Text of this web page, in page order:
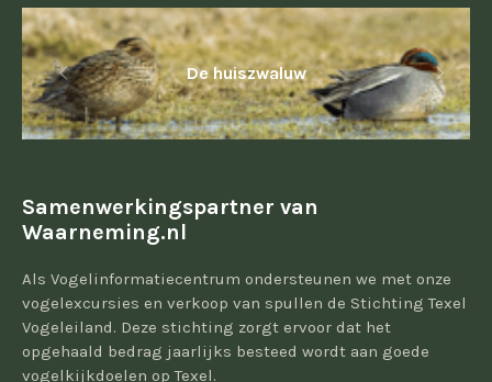
De huiszwaluw
Samenwerkingspartner van
Waarneming.nl
Als Vogelinformatiecentrum ondersteunen we met onze
vogelexcursies en verkoop van spullen de Stichting Texel
Vogeleiland. Deze stichting zorgt ervoor dat het
opgehaald bedrag jaarlijks besteed wordt aan goede
vogelkijkdoelen op Texel.